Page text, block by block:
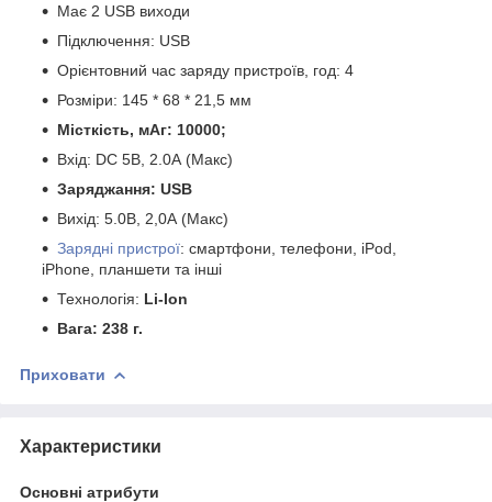
Має 2 USB виходи
Підключення: USB
Орієнтовний час заряду пристроїв, год: 4
Розміри: 145 * 68 * 21,5 мм
Місткість, мАг: 10000;
Вхід: DC 5В, 2.0А (Макс)
Заряджання: USB
Вихід: 5.0В, 2,0А (Макс)
Зарядні пристрої: смартфони, телефони, iPod,
iPhone, планшети та інші
Технологія: Li-Ion
Вага: 238 г.
Приховати
Характеристики
Основні атрибути